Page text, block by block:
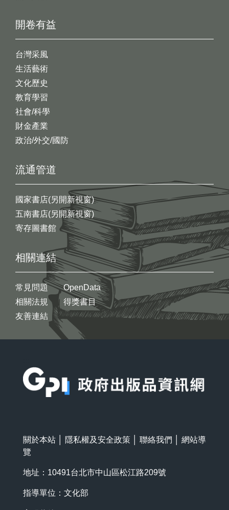
開卷有益
台灣采風
生活藝術
文化歷史
教育學習
社會/科學
財金產業
政治/外交/國防
流通管道
國家書店(另開新視窗)
五南書店(另開新視窗)
寄存圖書館
相關連結
常見問題
相關法規
友善連結
OpenData
得獎書目
關於本站 隱私權及安全政策 聯絡我們
網站導
覽
地址：10491台北市中山區松江路209號
指導單位：文化部